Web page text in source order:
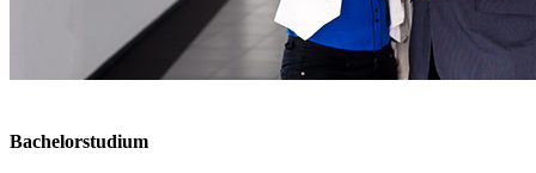
Bachelorstudium